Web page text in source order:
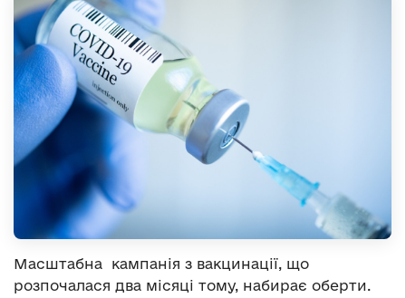
Масштабна кампанія з вакцинації, що
розпочалася два місяці тому, набирає оберти.